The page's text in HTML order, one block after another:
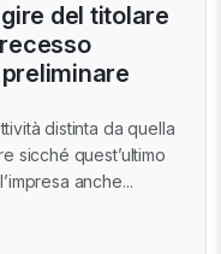
del titolare
distinta da quella
sicché quest’ultimo
anche...